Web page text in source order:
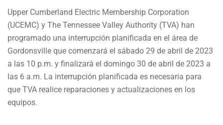
Upper Cumberland Electric Membership Corporation
(UCEMC) y The Tennessee Valley Authority (TVA) han
programado una interrupción planificada en el área de
Gordonsville que comenzará el sábado 29 de abril de 2023
a las 10 p.m. y finalizará el domingo 30 de abril de 2023 a
las 6 a.m. La interrupción planificada es necesaria para
que TVA realice reparaciones y actualizaciones en los
equipos.